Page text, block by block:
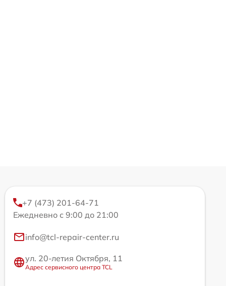
+7 (473) 201-64-71
Ежедневно с 9:00 до 21:00
info@tcl-repair-center.ru
ул. 20-летия Октября, 11
Адрес сервисного центра TCL